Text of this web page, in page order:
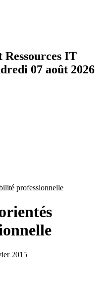
Ressources IT
07 août 2026
professionnelle
2015